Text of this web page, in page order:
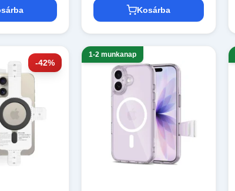
Kosárba
-42%
1-2 munkanap